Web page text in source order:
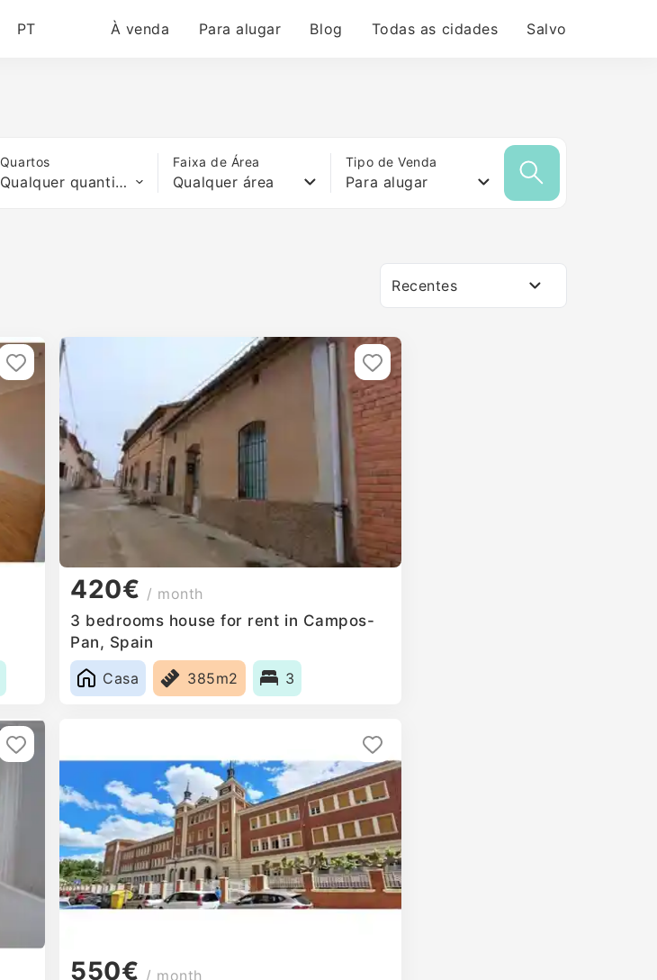
PT À venda Para alugar Blog Todas as cidades Salvo
Quartos
Qualquer quantidade de quartos
Faixa de Área
Qualquer área
Tipo de Venda
Para alugar
Recentes
420€ / month
3 bedrooms house for rent in Campos-
Pan, Spain
Casa
385m2 3
550€ / month